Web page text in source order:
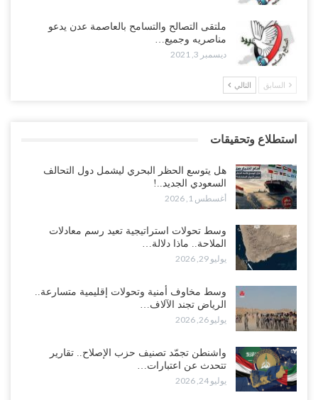
ملتقى التصالح والتسامح بالعاصمة عدن يدعو
مناصريه وجميع…
ديسمبر 3, 2021
السابق التالي
استطلاع وتحقيقات
هل يتوسع الحظر البحري ليشمل دول التحالف
السعودي الجديد..!
أغسطس 1, 2026
وسط تحولات استراتيجية تعيد رسم معادلات
الملاحة.. ماذا دلالة…
يوليو 29, 2026
وسط مخاوف أمنية وتحولات إقليمية متسارعة..
الرياض تجند الآلاف…
يوليو 26, 2026
واشنطن تجمّد تصنيف حزب الإصلاح.. تقارير
تتحدث عن اعتبارات…
يوليو 24, 2026